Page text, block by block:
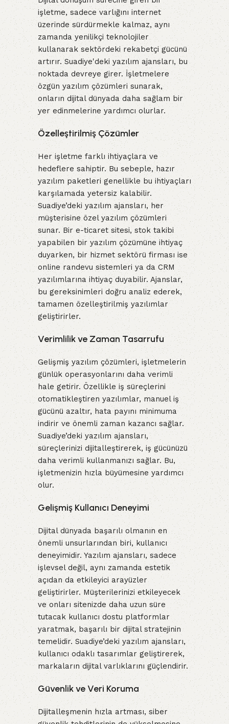
işletme, sadece varlığını internet
üzerinde sürdürmekle kalmaz, aynı
zamanda yenilikçi teknolojiler
kullanarak sektördeki rekabetçi gücünü
artırır. Suadiye'deki yazılım ajansları, bu
noktada devreye girer. İşletmelere
özgün yazılım çözümleri sunarak,
onların dijital dünyada daha sağlam bir
yer edinmelerine yardımcı olurlar.
Özelleştirilmiş Çözümler
Her işletme farklı ihtiyaçlara ve
hedeflere sahiptir. Bu sebeple, hazır
yazılım paketleri genellikle bu ihtiyaçları
karşılamada yetersiz kalabilir.
Suadiye’deki yazılım ajansları, her
müşterisine özel yazılım çözümleri
sunar. Bir e-ticaret sitesi, stok takibi
yapabilen bir yazılım çözümüne ihtiyaç
duyarken, bir hizmet sektörü firması ise
online randevu sistemleri ya da CRM
yazılımlarına ihtiyaç duyabilir. Ajanslar,
bu gereksinimleri doğru analiz ederek,
tamamen özelleştirilmiş yazılımlar
geliştirirler.
Verimlilik ve Zaman Tasarrufu
Gelişmiş yazılım çözümleri, işletmelerin
günlük operasyonlarını daha verimli
hale getirir. Özellikle iş süreçlerini
otomatikleştiren yazılımlar, manuel iş
gücünü azaltır, hata payını minimuma
indirir ve önemli zaman kazancı sağlar.
Suadiye’deki yazılım ajansları,
süreçlerinizi dijitalleştirerek, iş gücünüzü
daha verimli kullanmanızı sağlar. Bu,
işletmenizin hızla büyümesine yardımcı
olur.
Gelişmiş Kullanıcı Deneyimi
Dijital dünyada başarılı olmanın en
önemli unsurlarından biri, kullanıcı
deneyimidir. Yazılım ajansları, sadece
işlevsel değil, aynı zamanda estetik
açıdan da etkileyici arayüzler
geliştirirler. Müşterilerinizi etkileyecek
ve onları sitenizde daha uzun süre
tutacak kullanıcı dostu platformlar
yaratmak, başarılı bir dijital stratejinin
temelidir. Suadiye’deki yazılım ajansları,
kullanıcı odaklı tasarımlar geliştirerek,
markaların dijital varlıklarını güçlendirir.
Güvenlik ve Veri Koruma
Dijitalleşmenin hızla artması, siber